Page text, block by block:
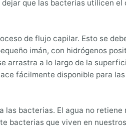
que las bacterias utilicen el
de flujo capilar. Esto se
imán, con hidrógenos
arrastra a lo largo de la
fácilmente disponible para
las bacterias. El agua no retiene
bacterias que viven en